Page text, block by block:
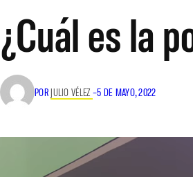
¿Cuál es la
POR JULIO VÉLEZ –5 DE MAYO, 2022